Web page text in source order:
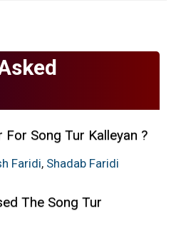
For Song Tur Kalleyan ?
Faridi, Shadab Faridi
The Song Tur